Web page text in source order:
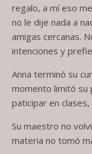
regalo, a mí eso
no le dije nada a
amigas cercanas.
intenciones y
Anna terminó su
momento limitó su
paticipar en
Su maestro no
materia no tomó